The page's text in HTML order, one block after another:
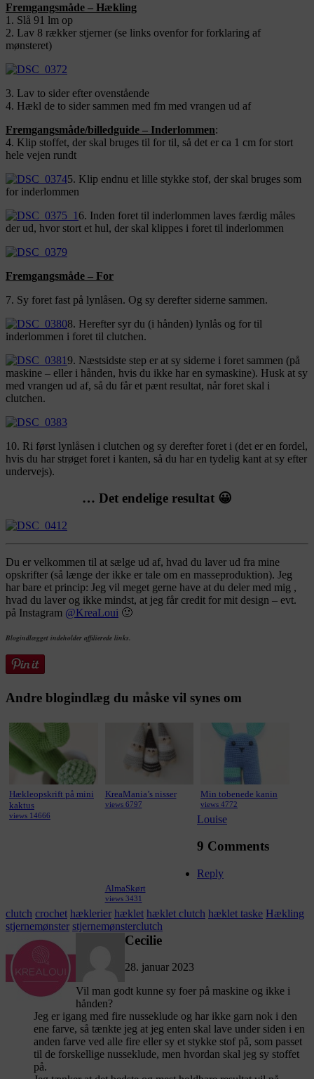
Fremgangsmåde – Hækling
1. Slå 91 lm op
2. Lav 8 rækker stjerner (se links ovenfor for forklaring af
mønsteret)
3. Lav to sider efter ovenstående
4. Hækl de to sider sammen med fm med vrangen ud af
Fremgangsmåde/billedguide – Inderlommen:
4. Klip stoffet, der skal bruges til for til, så det er ca 1 cm for stort
hele vejen rundt
5. Klip endnu et lille stykke stof, der skal bruges som
for inderlommen
6. Inden foret til inderlommen laves færdig måles
der ud, hvor stort et hul, der skal klippes i foret til inderlommen
Fremgangsmåde – For
7. Sy foret fast på lynlåsen. Og sy derefter siderne sammen.
8. Herefter syr du (i hånden) lynlås og for til
inderlommen i foret til clutchen.
9. Næstsidste step er at sy siderne i foret sammen (på
maskine – eller i hånden, hvis du ikke har en symaskine). Husk at sy
med vrangen ud af, så du får et pænt resultat, når foret skal i
clutchen.
10. Ri først lynlåsen i clutchen og sy derefter foret i (det er en fordel,
hvis du har strøget foret i kanten, så du har en tydelig kant at sy efter
undervejs).
… Det endelige resultat 😀
Du er velkommen til at sælge ud af, hvad du laver ud fra mine
opskrifter (så længe der ikke er tale om en masseproduktion). Jeg
har bare et princip: Jeg vil meget gerne have at du deler med mig ,
hvad du laver og ikke mindst, at jeg får credit for mit design – evt.
på Instagram @KreaLoui 🙂
Blogindlægget indeholder affilierede links.
Andre blogindlæg du måske vil synes om
Hækleopskrift på mini
kaktus
views 14666
KreaMania’s nisser
views 6797
Min tobenede kanin
views 4772
AlmaSkørt
views 3431
clutch crochet hæklerier hæklet hæklet clutch hæklet taske Hækling
stjernemønster stjernemønsterclutch
Louise
9 Comments
Reply
Cecilie
28. januar 2023
Vil man godt kunne sy foer på maskine og ikke i
hånden?
Jeg er igang med fire nusseklude og har ikke garn nok i den
ene farve, så tænkte jeg at jeg enten skal lave under siden i en
anden farve ved alle fire eller sy et stykke stof på, som passet
til de forskellige nusseklude, men hvordan skal jeg sy stoffet
på.